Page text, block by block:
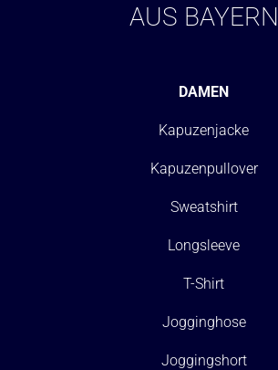
AUS BAYERN
DAMEN
Kapuzenjacke
Kapuzenpullover
Sweatshirt
Longsleeve
T-Shirt
Jogginghose
Joggingshort